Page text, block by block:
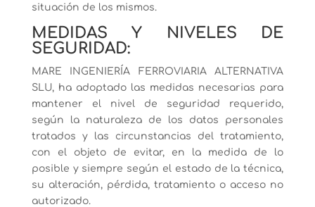
situación de los mismos.
MEDIDAS Y NIVELES DE
SEGURIDAD:
MARE INGENIERÍA FERROVIARIA ALTERNATIVA
SLU, ha adoptado las medidas necesarias para
mantener el nivel de seguridad requerido,
según la naturaleza de los datos personales
tratados y las circunstancias del tratamiento,
con el objeto de evitar, en la medida de lo
posible y siempre según el estado de la técnica,
su alteración, pérdida, tratamiento o acceso no
autorizado.